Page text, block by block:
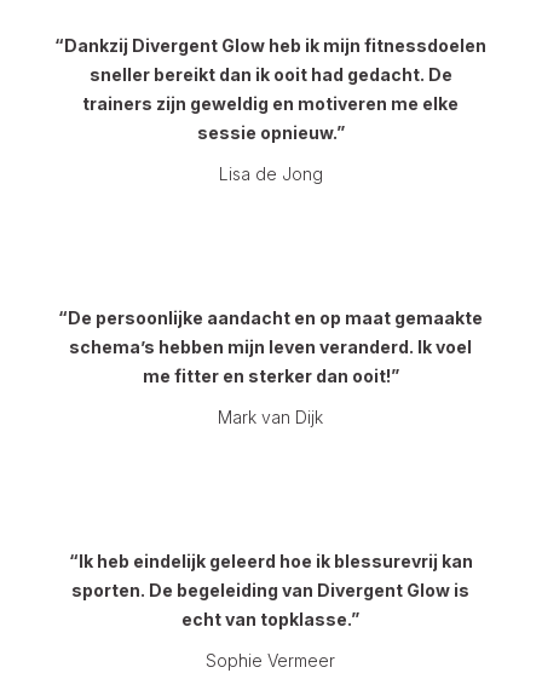
“Dankzij Divergent Glow heb ik mijn fitnessdoelen
sneller bereikt dan ik ooit had gedacht. De
trainers zijn geweldig en motiveren me elke
sessie opnieuw.”
Lisa de Jong
“De persoonlijke aandacht en op maat gemaakte
schema’s hebben mijn leven veranderd. Ik voel
me fitter en sterker dan ooit!”
Mark van Dijk
“Ik heb eindelijk geleerd hoe ik blessurevrij kan
sporten. De begeleiding van Divergent Glow is
echt van topklasse.”
Sophie Vermeer